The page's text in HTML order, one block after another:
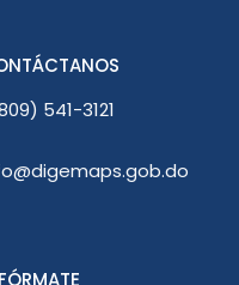
541-3121